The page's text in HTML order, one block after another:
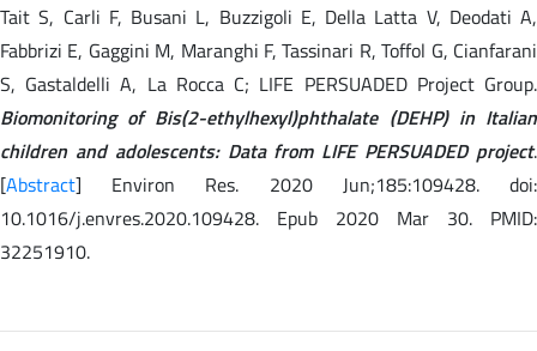
Tait S, Carli F, Busani L, Buzzigoli E, Della Latta V, Deodati A,
Fabbrizi E, Gaggini M, Maranghi F, Tassinari R, Toffol G, Cianfarani
S, Gastaldelli A, La Rocca C; LIFE PERSUADED Project Group.
Biomonitoring of Bis(2-ethylhexyl)phthalate (DEHP) in Italian
children and adolescents: Data from LIFE PERSUADED project.
[Abstract] Environ Res. 2020 Jun;185:109428. doi:
10.1016/j.envres.2020.109428. Epub 2020 Mar 30. PMID:
32251910.